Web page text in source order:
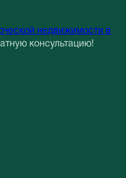
недвижимости в
консультацию!